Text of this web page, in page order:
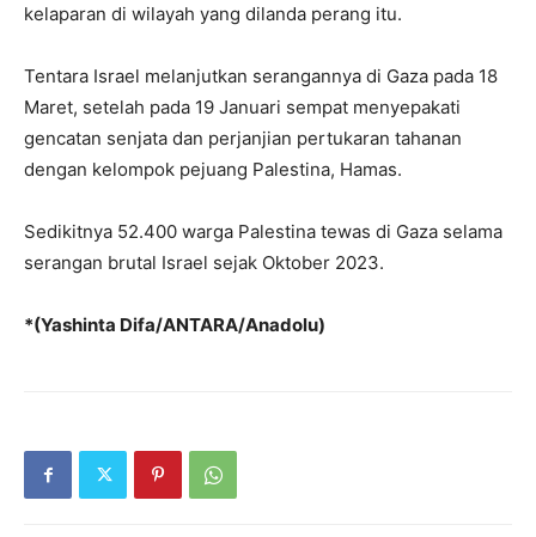
kelaparan di wilayah yang dilanda perang itu.
Tentara Israel melanjutkan serangannya di Gaza pada 18
Maret, setelah pada 19 Januari sempat menyepakati
gencatan senjata dan perjanjian pertukaran tahanan
dengan kelompok pejuang Palestina, Hamas.
Sedikitnya 52.400 warga Palestina tewas di Gaza selama
serangan brutal Israel sejak Oktober 2023.
*(Yashinta Difa/ANTARA/Anadolu)